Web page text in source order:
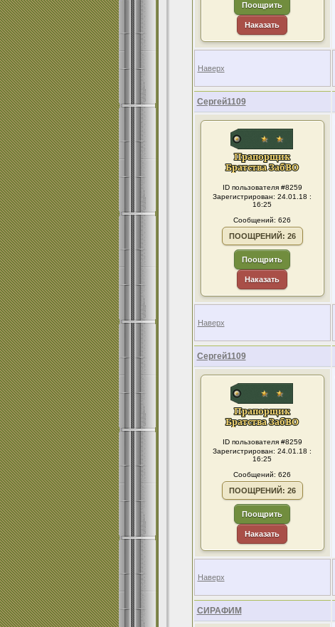
Поощрить
Наказать
Наверх
Сергей1109
ID пользователя #8259
Зарегистрирован: 24.01.18 :
16:25
Сообщений: 626
ПООЩРЕНИЙ: 26
Поощрить
Наказать
Наверх
Сергей1109
ID пользователя #8259
Зарегистрирован: 24.01.18 :
16:25
Сообщений: 626
ПООЩРЕНИЙ: 26
Поощрить
Наказать
Наверх
СИРАФИМ